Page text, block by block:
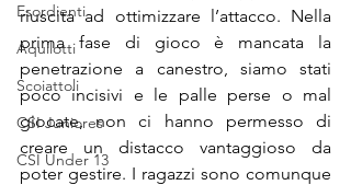
Esordienti
Aquilotti
Scoiattoli
CSI Juniores
CSI Under 13
riuscita ad ottimizzare l’attacco. Nella
prima fase di gioco è mancata la
penetrazione a canestro, siamo stati
poco incisivi e le palle perse o mal
giocate, non ci hanno permesso di
creare un distacco vantaggioso da
poter gestire. I ragazzi sono comunque